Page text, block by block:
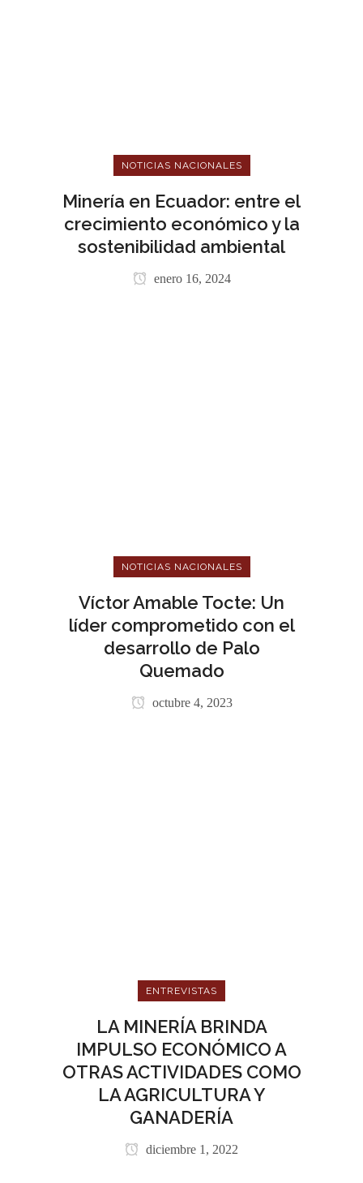
NOTICIAS NACIONALES
Minería en Ecuador: entre el
crecimiento económico y la
sostenibilidad ambiental
enero 16, 2024
NOTICIAS NACIONALES
Víctor Amable Tocte: Un
líder comprometido con el
desarrollo de Palo
Quemado
octubre 4, 2023
ENTREVISTAS
LA MINERÍA BRINDA
IMPULSO ECONÓMICO A
OTRAS ACTIVIDADES COMO
LA AGRICULTURA Y
GANADERÍA
diciembre 1, 2022